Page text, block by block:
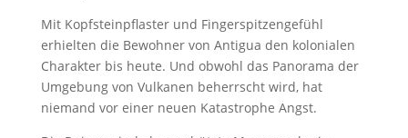
Mit Kopfsteinpflaster und Fingerspitzengefühl
erhielten die Bewohner von Antigua den kolonialen
Charakter bis heute. Und obwohl das Panorama der
Umgebung von Vulkanen beherrscht wird, hat
niemand vor einer neuen Katastrophe Angst.